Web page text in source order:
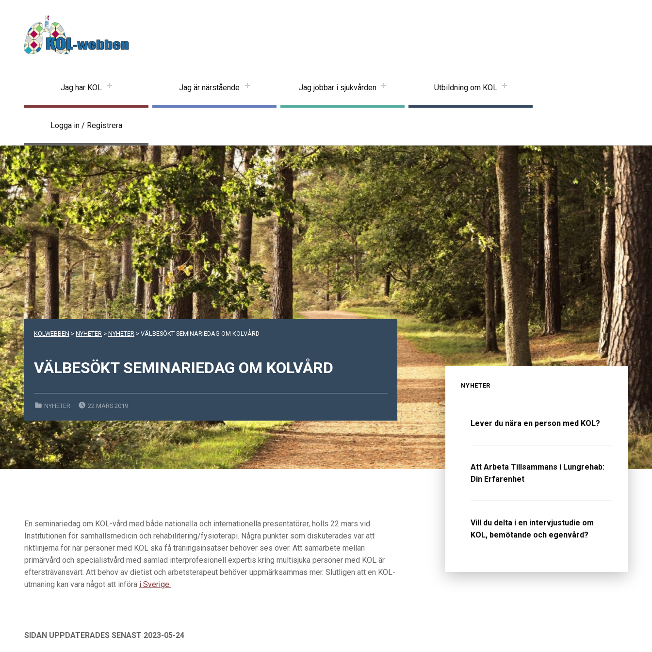
KOLwebben
Jag har KOL Jag är närstående Jag jobbar i sjukvården Utbildning om KOL
Logga in / Registrera
KOLWEBBEN > NYHETER > NYHETER > VÄLBESÖKT SEMINARIEDAG OM KOLVÅRD
VÄLBESÖKT SEMINARIEDAG OM KOLVÅRD
NYHETER 22 MARS 2019
En seminariedag om KOL-vård med både nationella och internationella presentatörer, hölls 22 mars vid
Institutionen för samhällsmedicin och rehabilitering/fysioterapi. Några punkter som diskuterades var att
riktlinjerna för när personer med KOL ska få träningsinsatser behöver ses över. Att samarbete mellan
primärvård och specialistvård med samlad interprofesionell expertis kring multisjuka personer med KOL är
eftersträvansvärt. Att behov av dietist och arbetsterapeut behöver uppmärksammas mer. Slutligen att en KOL-
utmaning kan vara något att införa i Sverige.
SIDAN UPPDATERADES SENAST 2023-05-24
NYHETER
Lever du nära en person med KOL?
Att Arbeta Tillsammans i Lungrehab:
Din Erfarenhet
Vill du delta i en intervjustudie om
KOL, bemötande och egenvård?